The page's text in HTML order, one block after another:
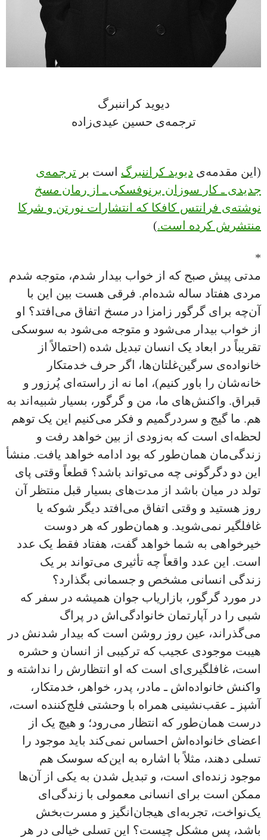
دیوید کراننبرگ
ترجمه‌ی حسین عیدی‌زاده
(این مقدمه‌ی دیوید کراننبرگ است بر ترجمه‌ی
جدیدی ـ کار سوزان برنوفسکی ـ از رمان مسخ
نوشته‌ی فرانتس کافکا که انتشارات نورتن و شرکا
منتشرش کرده است.)
*
مدتی پیش صبح که از خواب بیدار شدم، متوجه شدم
مردی هفتاد ساله شده‌ام. فرقی هست بین این با
آن‌چه برای گرگور زامزا در مسخ اتفاق می‌افتد؟ او
از خواب بیدار می‌شود و متوجه می‌شود به سوسکی
تقریباً در ابعاد یک انسان تبدیل شده (احتمالاً از
خانواده‌ی سرگین‌غلتان‌ها، اگر حرف خدمتکار
خانه‌شان را باور کنیم)، اما نه از راسته‌ای پُرزور و
قبراق. واکنش‌های ما، من و گرگور، بسیار شبیه‌اند به
هم. ما گیج و سردرگمیم و فکر می‌کنیم این یک توهم
لحظه‌ای است که به‌زودی از بین خواهد رفت و
زندگی‌مان همان‌طور که بود ادامه خواهد یافت. منشأ
این دو دگرگونی چه می‌تواند باشد؟ قطعاً وقتی پای
تولد در میان باشد از مدت‌های بسیار قبل منتظر آن
روز هستید و وقتی اتفاق می‌افتد دیگر شوکه یا
غافلگیر نمی‌شوید. و همان‌طور که هر دوست
خیرخواهی به شما خواهد گفت، هفتاد فقط یک عدد
است. این عدد واقعاً چه تأثیری می‌تواند بر یک
زندگی انسانی مشخص و جسمانی بگذارد؟
در مورد گرگور، بازاریاب جوان همیشه در سفر که
شبی را در آپارتمان خانوادگی‌اش در پراگ
می‌گذراند، عین روز روشن است که بیدار شدنش در
هیبت موجودی عجیب که ترکیبی از انسان و حشره
است، غافلگیری‌ای است که او انتظارش را نداشته و
واکنش خانواده‌اش ـ مادر، پدر، خواهر، خدمتکار،
آشپز ـ عقب‌نشینی همراه با وحشتی فلج‌کننده است،
درست همان‌طور که انتظار می‌رود؛ و هیچ یک از
اعضای خانواده‌اش احساس نمی‌کند باید موجود را
تسلی دهند، مثلاً با اشاره به این‌که سوسک هم
موجود زنده‌ای است، و تبدیل شدن به یکی از آن‌ها
ممکن است برای انسانی معمولی با زندگی‌ای
یک‌نواخت، تجربه‌ای هیجان‌انگیز و مسرت‌بخش
باشد، پس مشکل چیست؟ این تسلی خیالی در هر